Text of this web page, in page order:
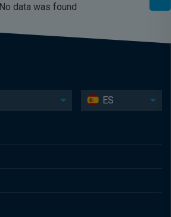
No data was found
ES